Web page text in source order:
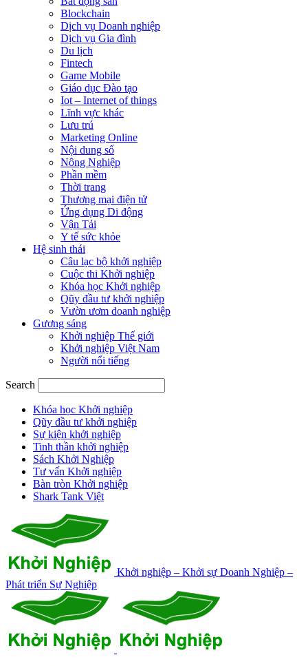
Blockchain
Dịch vụ Doanh nghiệp
Dịch vụ Gia đình
Du lịch
Fintech
Game Mobile
Giáo dục Đào tạo
Iot – Internet of things
Lĩnh vực khác
Lưu trú
Marketing Online
Nội dung số
Nông Nghiệp
Phần mềm
Thời trang
Thương mại điện tử
Ứng dụng Di động
Vận Tải
Y tế sức khỏe
Hệ sinh thái
Câu lạc bộ khởi nghiệp
Cuộc thi Khởi nghiệp
Khóa học Khởi nghiệp
Qũy đầu tư khởi nghiệp
Vườn ươm doanh nghiệp
Gương sáng
Khởi nghiệp Thế giới
Khởi nghiệp Việt Nam
Người nổi tiếng
Search
Khóa học Khởi nghiệp
Qũy đầu tư khởi nghiệp
Sự kiện khởi nghiệp
Tinh thần khởi nghiệp
Sách Khởi Nghiệp
Tư vấn Khởi nghiệp
Bàn tròn Khởi nghiệp
Shark Tank Việt
Khởi nghiệp – Khởi sự Doanh Nghiệp –
Phát triển Sự Nghiệp